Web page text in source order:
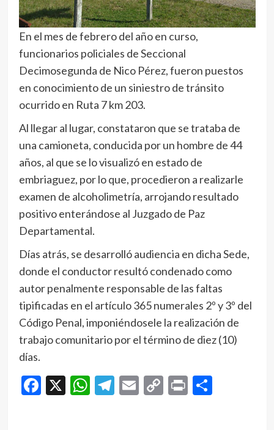
En el mes de febrero del año en curso,
funcionarios policiales de Seccional
Decimosegunda de Nico Pérez, fueron puestos
en conocimiento de un siniestro de tránsito
ocurrido en Ruta 7 km 203.
Al llegar al lugar, constataron que se trataba de
una camioneta, conducida por un hombre de 44
años, al que se lo visualizó en estado de
embriaguez, por lo que, procedieron a realizarle
examen de alcoholimetría, arrojando resultado
positivo enterándose al Juzgado de Paz
Departamental.
Días atrás, se desarrolló audiencia en dicha Sede,
donde el conductor resultó condenado como
autor penalmente responsable de las faltas
tipificadas en el artículo 365 numerales 2º y 3º del
Código Penal, imponiéndosele la realización de
trabajo comunitario por el término de diez (10)
días.
Facebook
X WhatsApp
Telegram
EmailCopy
Print